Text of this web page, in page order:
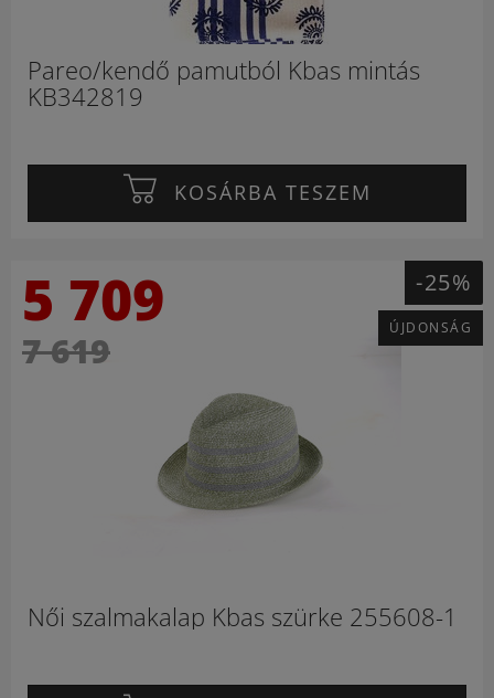
Pareo/kendő pamutból Kbas mintás
KB342819
KOSÁRBA TESZEM
5 709
7 619
-25%
ÚJDONSÁG
Női szalmakalap Kbas szürke 255608-1